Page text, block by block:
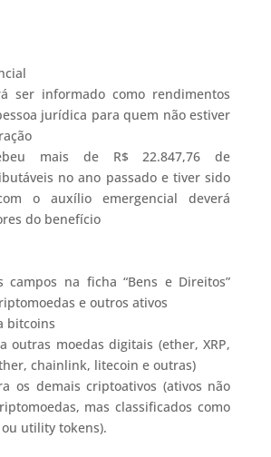
ser informado como rendimentos
jurídica para quem não estiver
mais de R$ 22.847,76 de
no ano passado e tiver sido
o auxílio emergencial deverá
do benefício
campos na ficha “Bens e Direitos”
e outros ativos
bitcoins
outras moedas digitais (ether, XRP,
chainlink, litecoin e outras)
os demais criptoativos (ativos não
mas classificados como
utility tokens).